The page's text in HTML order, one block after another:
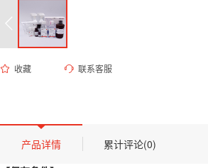
收藏 联系客服
产品描述
【保存条件】
室温保存，有效期12个月
产品详情
累计评论(0)